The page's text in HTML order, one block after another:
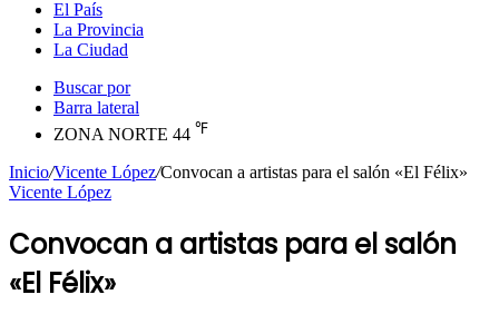
El País
La Provincia
La Ciudad
Buscar por
Barra lateral
ZONA NORTE 44 ℉
Inicio/Vicente López/Convocan a artistas para el salón «El Félix»
Vicente López
Convocan a artistas para el salón
«El Félix»